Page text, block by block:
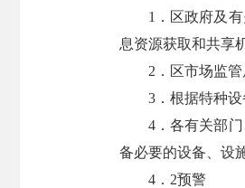
1．区政府及
息资源获取和共享
2．区市场监
3．根据特种
4．各有关部
备必要的设备、设
4．2预警